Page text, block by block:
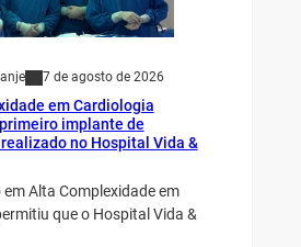
7 de agosto de 2026
em Cardiologia
implante de
no Hospital Vida &
Alta Complexidade em
que o Hospital Vida &